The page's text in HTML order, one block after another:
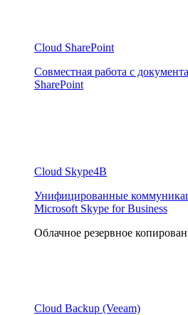
Cloud SharePoint
Совместная работа с
SharePoint
Cloud Skype4B
Унифицированные
Microsoft Skype for Business
Облачное резервное
Cloud Backup (Veeam)